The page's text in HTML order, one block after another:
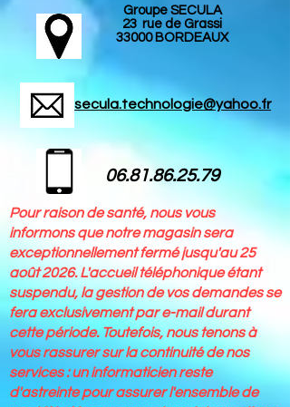
Groupe SECULA
23 rue de Grassi
33000 BORDEAUX
secula.technologie@yahoo.fr
06.81.86.25.79
Pour raison de santé, nous vous
informons que notre magasin sera
exceptionnellement fermé jusqu'au 25
août 2026. L'accueil téléphonique étant
suspendu, la gestion de vos demandes se
fera exclusivement par e-mail durant
cette période. Toutefois, nous tenons à
vous rassurer sur la continuité de nos
services : un informaticien reste
d'astreinte pour assurer l'ensemble de